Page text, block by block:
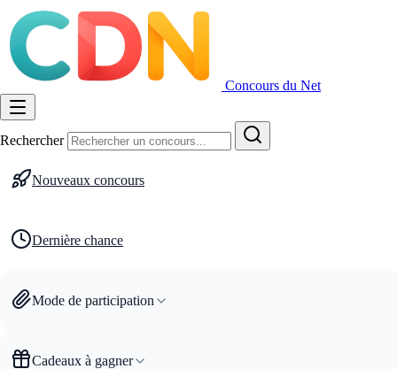
Concours du Net
Rechercher
Nouveaux concours
Dernière chance
Mode de participation
Cadeaux à gagner